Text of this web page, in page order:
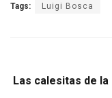
Tags: Luigi Bosca
Las calesitas de la